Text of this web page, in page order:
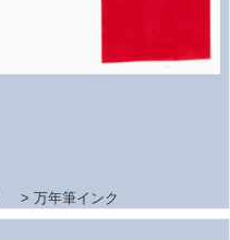
> 万年筆インク